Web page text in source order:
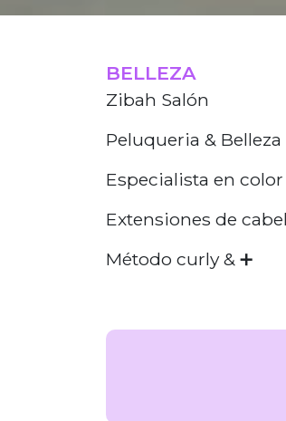
BELLEZA
Zibah Salón
Peluqueria & Belleza
Especialista en
Extensiones de
Método curly & ➕